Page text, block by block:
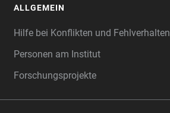
ALLGEMEIN
Hilfe bei Konflikten und Fehlverhalten
Personen am Institut
Forschungsprojekte